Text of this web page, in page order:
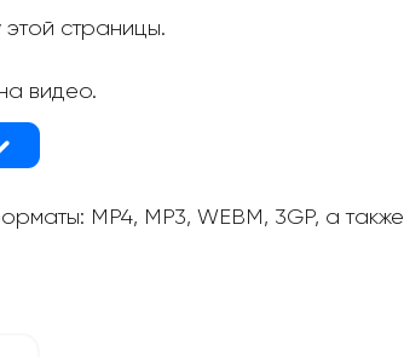
страницы.
видео.
MP4, MP3, WEBM, 3GP, а также